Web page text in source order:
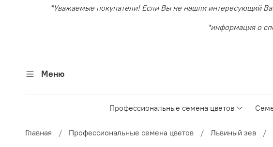
*Уважаемые покупатели! Если Вы не нашли интересующий
*информация о
Меню
Профессиональные семена цветов
Главная Профессиональные семена цветов Львиный зев